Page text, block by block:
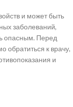
и может быть
заболеваний,
опасным. Перед
обратиться к врачу,
и